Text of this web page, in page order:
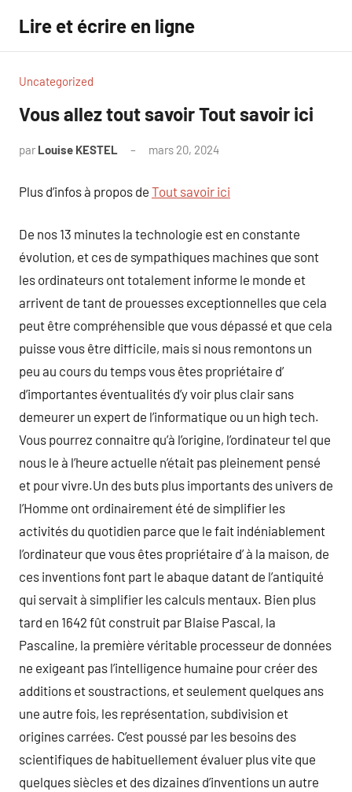
contenu
Lire et écrire en ligne
Uncategorized
Vous allez tout savoir Tout savoir ici
par Louise KESTEL mars 20, 2024
Plus d’infos à propos de Tout savoir ici
De nos 13 minutes la technologie est en constante
évolution, et ces de sympathiques machines que sont
les ordinateurs ont totalement informe le monde et
arrivent de tant de prouesses exceptionnelles que cela
peut être compréhensible que vous dépassé et que cela
puisse vous être difficile, mais si nous remontons un
peu au cours du temps vous êtes propriétaire d’
d’importantes éventualités d’y voir plus clair sans
demeurer un expert de l’informatique ou un high tech.
Vous pourrez connaitre qu’à l’origine, l’ordinateur tel que
nous le à l’heure actuelle n’était pas pleinement pensé
et pour vivre.Un des buts plus importants des univers de
l’Homme ont ordinairement été de simplifier les
activités du quotidien parce que le fait indéniablement
l’ordinateur que vous êtes propriétaire d’ à la maison, de
ces inventions font part le abaque datant de l’antiquité
qui servait à simplifier les calculs mentaux. Bien plus
tard en 1642 fût construit par Blaise Pascal, la
Pascaline, la première véritable processeur de données
ne exigeant pas l’intelligence humaine pour créer des
additions et soustractions, et seulement quelques ans
une autre fois, les représentation, subdivision et
origines carrées. C’est poussé par les besoins des
scientifiques de habituellement évaluer plus vite que
quelques siècles et des dizaines d’inventions un autre